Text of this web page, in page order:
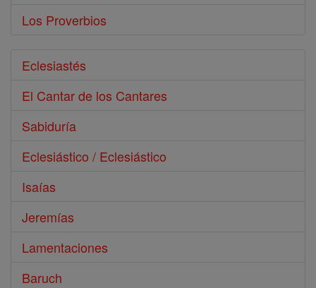
Los Proverbios
Eclesiastés
El Cantar de los Cantares
Sabiduría
Eclesiástico / Eclesiástico
Isaías
Jeremías
Lamentaciones
Baruch